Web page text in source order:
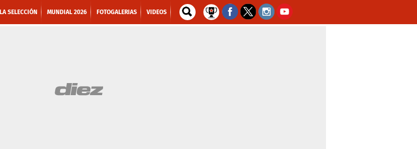
LA SELECCIÓN MUNDIAL 2026 FOTOGALERIAS VIDEOS